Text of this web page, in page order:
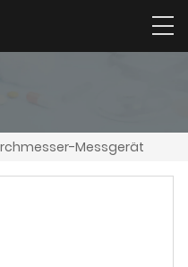
Messgerät